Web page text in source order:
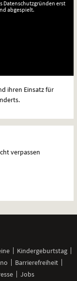
Datenschutzgründen erst
abgespielt.
ihren Einsatz für
verpassen
Kindergeburtstag
Barrierefreiheit
Jobs